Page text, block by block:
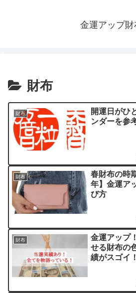
金運アップ財
財布
財布
開運日がひ
ンダーを参
財布
春財布の時
年】金運ア
び方
財布
金運アップ
せる財布の
績がスゴイ！